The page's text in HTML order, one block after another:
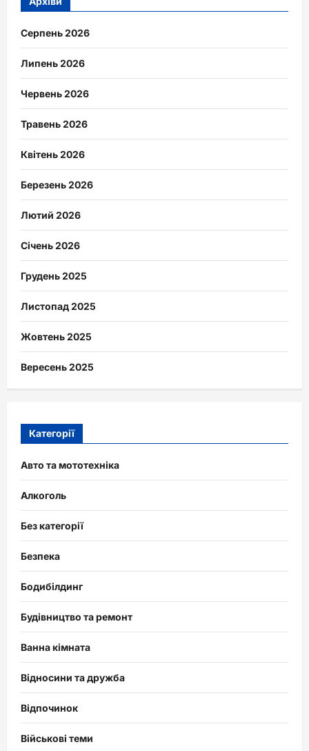
Серпень 2026
Липень 2026
Червень 2026
Травень 2026
Квітень 2026
Березень 2026
Лютий 2026
Січень 2026
Грудень 2025
Листопад 2025
Жовтень 2025
Вересень 2025
Категорії
Авто та мототехніка
Алкоголь
Без категорії
Безпека
Бодибілдинг
Будівництво та ремонт
Ванна кімната
Відносини та дружба
Відпочинок
Військові теми